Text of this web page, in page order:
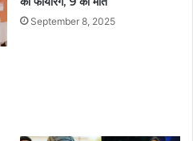
September 8, 2025